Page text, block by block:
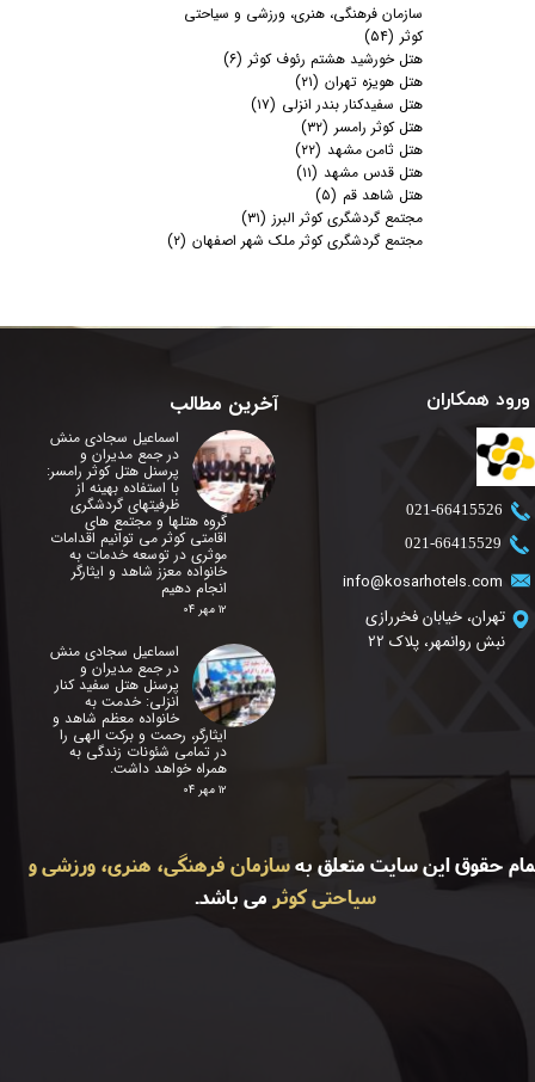
سازمان فرهنگی، هنری، ورزشی و سیاحتی
کوثر (۵۴)
هتل خورشید هشتم رئوف کوثر (۶)
هتل هویزه تهران (۲۱)
هتل سفیدکنار بندر انزلی (۱۷)
هتل کوثر رامسر (۳۲)
هتل ثامن مشهد (۲۲)
هتل قدس مشهد (۱۱)
هتل شاهد قم (۵)
مجتمع گردشگری کوثر البرز (۳۱)
مجتمع گردشگری کوثر ملک شهر اصفهان (۲)
info@kosarhotels.com
تهران، خیابان فخررازی
نبش روانمهر، پلاک 22
​021-66415526
​021-66415529
آخرین مطالب
حقوق این سایت متعلق بهسازمان فرهنگی، هنری، ورزشی و
سیاحتی کوثر می باشد.
اسماعیل سجادی منش
در جمع مدیران و
پرسنل هتل کوثر رامسر:
با استفاده بهینه از
ظرفیتهای گردشگری
گروه هتلها و مجتمع های
اقامتی کوثر می توانیم اقدامات
موثری در توسعه خدمات به
خانواده معزز شاهد و ایثارگر
انجام دهیم
۱۲ مهر ۰۴
اسماعیل سجادی منش
در جمع مدیران و
پرسنل هتل سفید کنار
انزلی: خدمت به
خانواده معظم شاهد و
ایثارگر، رحمت و برکت الهی را
در تمامی شئونات زندگی به
همراه خواهد داشت.
۱۲ مهر ۰۴
ورود همکاران